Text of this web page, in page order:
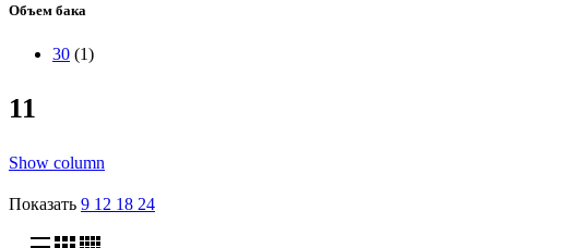
Объем бака
30 (1)
11
Show column
Показать 9 12 18 24